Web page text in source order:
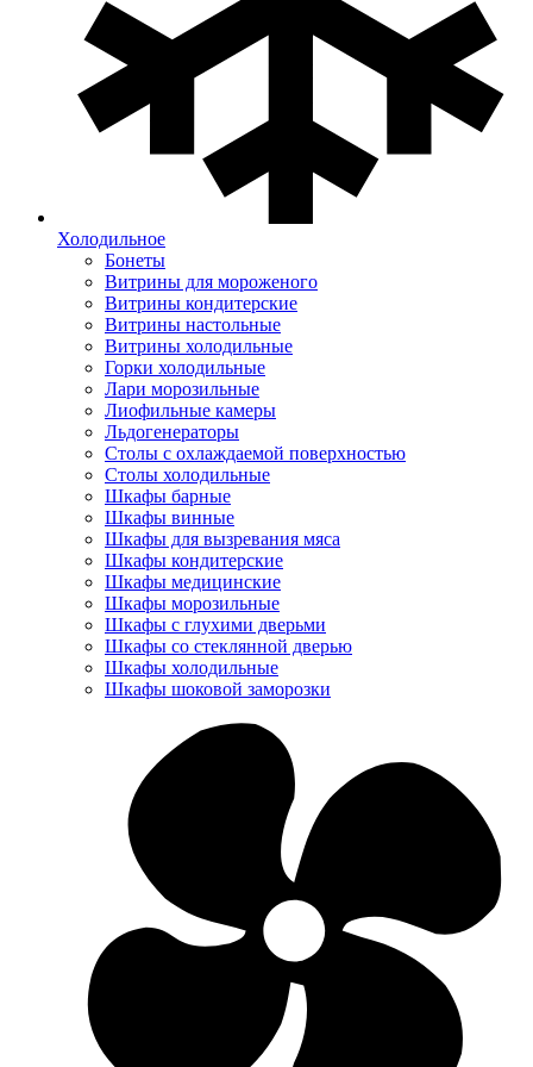
Холодильное
Бонеты
Витрины для мороженого
Витрины кондитерские
Витрины настольные
Витрины холодильные
Горки холодильные
Лари морозильные
Лиофильные камеры
Льдогенераторы
Столы с охлаждаемой поверхностью
Столы холодильные
Шкафы барные
Шкафы винные
Шкафы для вызревания мяса
Шкафы кондитерские
Шкафы медицинские
Шкафы морозильные
Шкафы с глухими дверьми
Шкафы со стеклянной дверью
Шкафы холодильные
Шкафы шоковой заморозки